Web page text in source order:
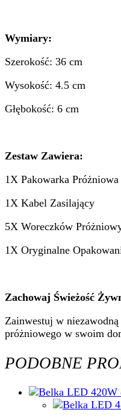
Wymiary:
Szerokość: 36 cm
Wysokość: 4.5 cm
Głębokość: 6 cm
Zestaw Zawiera:
1X Pakowarka Próżniowa
1X Kabel Zasilający
5X Woreczków
1X Oryginalne
Zachowaj Świeżość
Zainwestuj w
próżniowego w swoim
PODOBNE